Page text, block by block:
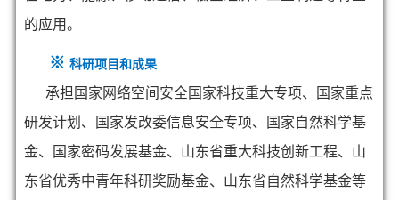
的应用。
※ 科研项目和成果
承担国家网络空间安全国家科技重大专项、国家重点
研发计划、国家发改委信息安全专项、国家自然科学基
金、
国家密码发展基金、山东省重大科技创新工程、山
东省优秀中青年科研奖励基金、山东省自然科学基金等